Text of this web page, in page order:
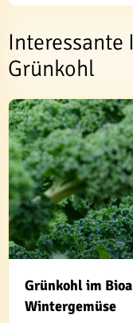
Interessante
Grünkohl
Grünkohl im
Wintergemüse